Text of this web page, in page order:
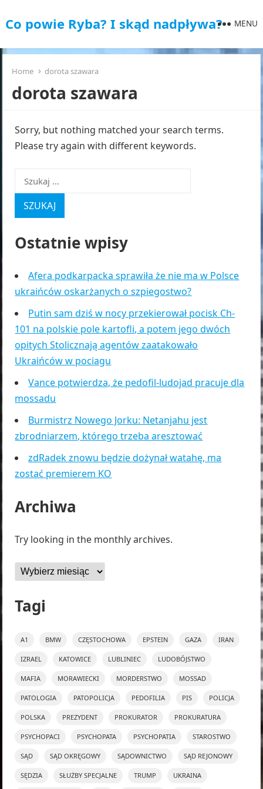
Co powie Ryba? I skąd nadpływa? MENU
Home dorota szawara
dorota szawara
Sorry, but nothing matched your search terms.
Please try again with different keywords.
Szukaj:
Ostatnie wpisy
Afera podkarpacka sprawiła że nie ma w Polsce
ukraińców oskarżanych o szpiegostwo?
Putin sam dziś w nocy przekierował pocisk Ch-
101 na polskie pole kartofli, a potem jego dwóch
opitych Stolicznają agentów zaatakowało
Ukraińców w pociagu
Vance potwierdza, że pedofil-ludojad pracuje dla
mossadu
Burmistrz Nowego Jorku: Netanjahu jest
zbrodniarzem, którego trzeba aresztować
zdRadek znowu będzie dożynał watahę, ma
zostać premierem KO
Archiwa
Try looking in the monthly archives.
Archiwa
Tagi
A1 BMW CZĘSTOCHOWA EPSTEIN GAZA IRAN
IZRAEL KATOWICE LUBLINIEC LUDOBÓJSTWO
MAFIA MORAWIECKI MORDERSTWO MOSSAD
PATOLOGIA PATOPOLICJA PEDOFILIA PIS POLICJA
POLSKA PREZYDENT PROKURATOR PROKURATURA
PSYCHOPACI PSYCHOPATA PSYCHOPATIA STAROSTWO
SĄD SĄD OKRĘGOWY SĄDOWNICTWO SĄD REJONOWY
SĘDZIA SŁUŻBY SPECJALNE TRUMP UKRAINA